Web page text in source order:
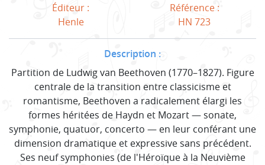
Éditeur :
Henle
Référence :
HN 723
Description :
Partition de Ludwig van Beethoven (1770–1827). Figure
centrale de la transition entre classicisme et
romantisme, Beethoven a radicalement élargi les
formes héritées de Haydn et Mozart — sonate,
symphonie, quatuor, concerto — en leur conférant une
dimension dramatique et expressive sans précédent.
Ses neuf symphonies (de l'Héroïque à la Neuvième